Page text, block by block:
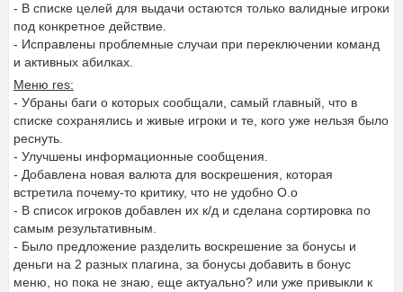
- В списке целей для выдачи остаются только валидные игроки
под конкретное действие.
- Исправлены проблемные случаи при переключении команд
и активных абилках.
Меню res:
- Убраны баги о которых сообщали, самый главный, что в
списке сохранялись и живые игроки и те, кого уже нельзя было
реснуть.
- Улучшены информационные сообщения.
- Добавлена новая валюта для воскрешения, которая
встретила почему-то критику, что не удобно О.о
- В список игроков добавлен их к/д и сделана сортировка по
самым результативным.
- Было предложение разделить воскрешение за бонусы и
деньги на 2 разных плагина, за бонусы добавить в бонус
меню, но пока не знаю, еще актуально? или уже привыкли к